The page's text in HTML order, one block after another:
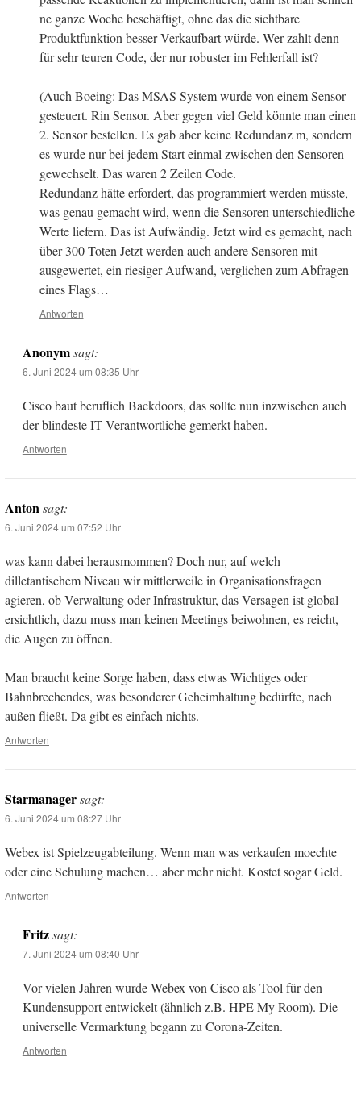
ne ganze Woche beschäftigt, ohne das die sichtbare
Produktfunktion besser Verkaufbart würde. Wer zahlt denn
für sehr teuren Code, der nur robuster im Fehlerfall ist?
(Auch Boeing: Das MSAS System wurde von einem Sensor
gesteuert. Rin Sensor. Aber gegen viel Geld könnte man einen
2. Sensor bestellen. Es gab aber keine Redundanz m, sondern
es wurde nur bei jedem Start einmal zwischen den Sensoren
gewechselt. Das waren 2 Zeilen Code.
Redundanz hätte erfordert, das programmiert werden müsste,
was genau gemacht wird, wenn die Sensoren unterschiedliche
Werte liefern. Das ist Aufwändig. Jetzt wird es gemacht, nach
über 300 Toten Jetzt werden auch andere Sensoren mit
ausgewertet, ein riesiger Aufwand, verglichen zum Abfragen
eines Flags…
Antworten
Anonym sagt:
6. Juni 2024 um 08:35 Uhr
Cisco baut beruflich Backdoors, das sollte nun inzwischen auch
der blindeste IT Verantwortliche gemerkt haben.
Antworten
Antonsagt:
6. Juni 2024 um 07:52 Uhr
was kann dabei herausmommen? Doch nur, auf welch
dilletantischem Niveau wir mittlerweile in Organisationsfragen
agieren, ob Verwaltung oder Infrastruktur, das Versagen ist global
ersichtlich, dazu muss man keinen Meetings beiwohnen, es reicht,
die Augen zu öffnen.
Man braucht keine Sorge haben, dass etwas Wichtiges oder
Bahnbrechendes, was besonderer Geheimhaltung bedürfte, nach
außen fließt. Da gibt es einfach nichts.
Antworten
Starmanagersagt:
6. Juni 2024 um 08:27 Uhr
Webex ist Spielzeugabteilung. Wenn man was verkaufen moechte
oder eine Schulung machen… aber mehr nicht. Kostet sogar Geld.
Antworten
Fritz sagt:
7. Juni 2024 um 08:40 Uhr
Vor vielen Jahren wurde Webex von Cisco als Tool für den
Kundensupport entwickelt (ähnlich z.B. HPE My Room). Die
universelle Vermarktung begann zu Corona-Zeiten.
Antworten